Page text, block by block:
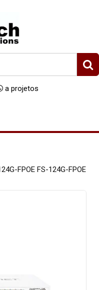
a projetos
FPOE FS-124G-FPOE